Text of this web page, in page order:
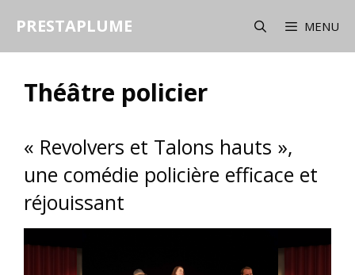
PRESTAPLUME MENU
Théâtre policier
« Revolvers et Talons hauts »,
une comédie policière efficace et
réjouissant